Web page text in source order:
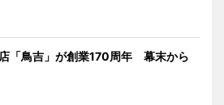
「鳥吉」が創業170周年 幕末から